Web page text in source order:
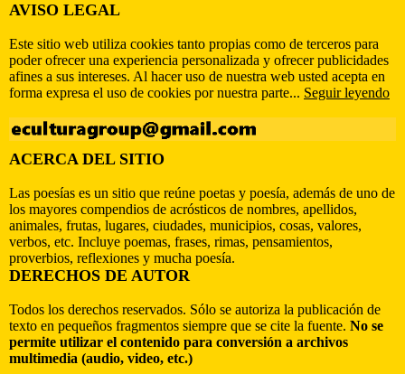
AVISO LEGAL
Este sitio web utiliza cookies tanto propias como de terceros para
poder ofrecer una experiencia personalizada y ofrecer publicidades
afines a sus intereses. Al hacer uso de nuestra web usted acepta en
forma expresa el uso de cookies por nuestra parte... Seguir leyendo
ACERCA DEL SITIO
Las poesías es un sitio que reúne poetas y poesía, además de uno de
los mayores compendios de acrósticos de nombres, apellidos,
animales, frutas, lugares, ciudades, municipios, cosas, valores,
verbos, etc. Incluye poemas, frases, rimas, pensamientos,
proverbios, reflexiones y mucha poesía.
DERECHOS DE AUTOR
Todos los derechos reservados. Sólo se autoriza la publicación de
texto en pequeños fragmentos siempre que se cite la fuente. No se
permite utilizar el contenido para conversión a archivos
multimedia (audio, video, etc.)